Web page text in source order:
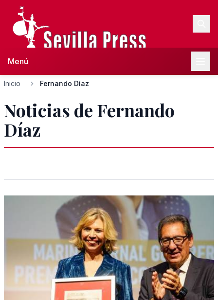
Menú
Inicio Fernando Díaz
Noticias de Fernando
Díaz